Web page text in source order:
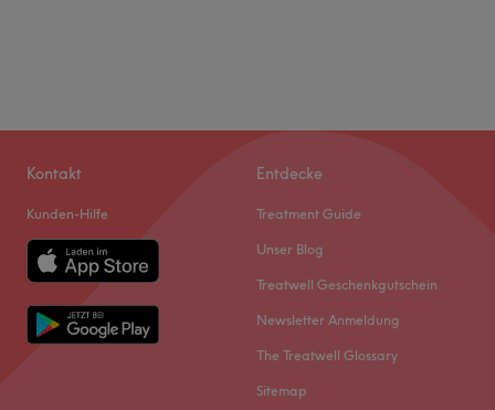
Kontakt
Kunden-Hilfe
Entdecke
Treatment Guide
Unser Blog
Treatwell Geschenkgutschein
Newsletter Anmeldung
The Treatwell Glossary
Sitemap